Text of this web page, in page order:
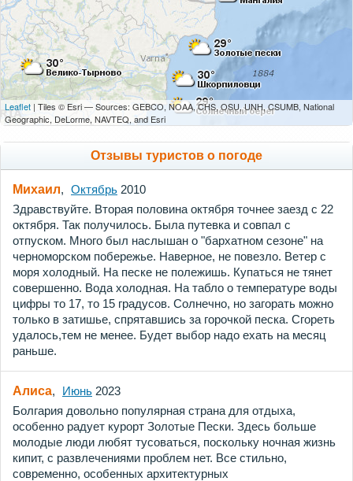
Leaflet | Tiles © Esri — Sources: GEBCO, NOAA, CHS, OSU, UNH, CSUMB, National
Geographic, DeLorme, NAVTEQ, and Esri
Отзывы туристов о погоде
Михаил, Октябрь 2010
Здравствуйте. Вторая половина октября точнее заезд с 22
октября. Так получилось. Была путевка и совпал с
отпуском. Много был наслышан о "бархатном сезоне" на
черноморском побережье. Наверное, не повезло. Ветер с
моря холодный. На песке не полежишь. Купаться не тянет
совершенно. Вода холодная. На табло о температуре воды
цифры то 17, то 15 градусов. Солнечно, но загорать можно
только в затишье, спрятавшись за горочкой песка. Сгореть
удалось,тем не менее. Будет выбор надо ехать на месяц
раньше.
Алиса, Июнь 2023
Болгария довольно популярная страна для отдыха,
особенно радует курорт Золотые Пески. Здесь больше
молодые люди любят тусоваться, поскольку ночная жизнь
кипит, с развлечениями проблем нет. Все стильно,
современно, особенных архитектурных